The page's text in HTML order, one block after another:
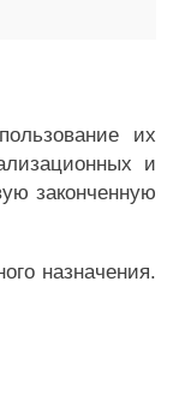
их
и
законченную
назначения.